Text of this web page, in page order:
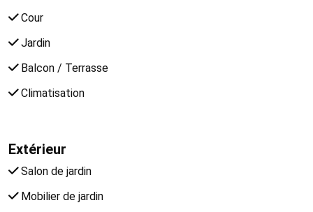
Cour
Jardin
Balcon / Terrasse
Climatisation
Extérieur
Salon de jardin
Mobilier de jardin